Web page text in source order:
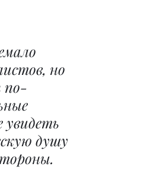
но
по-
увидеть
душу